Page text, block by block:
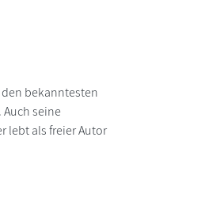
bekanntesten
seine
lebt als freier Autor